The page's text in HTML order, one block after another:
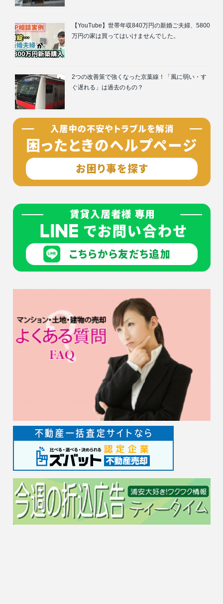
【YouTube】世帯年収840万円の新婚ご夫婦、5800
万円の家は買ってはいけませんでした。
2つの改善策で強くなった京葉線！「風に弱い・す
ぐ遅れる」は過去のもの？